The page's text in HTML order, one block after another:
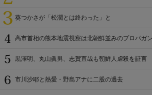
葵つかさが「松潤とは終わった」と
高市首相の熊本地震視察は北朝鮮並みのプロパガン
黒澤明、丸山眞男、志賀直哉も朝鮮人虐殺を証言
市川沙耶と熱愛・野島アナに二股の過去